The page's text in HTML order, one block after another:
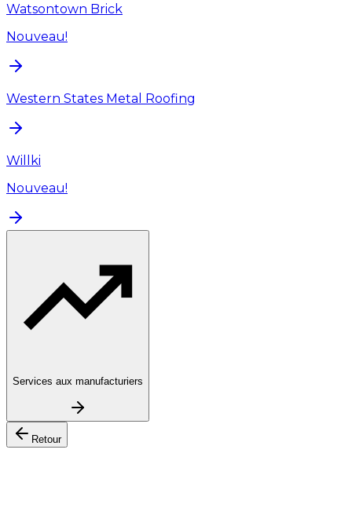
Watsontown Brick
Nouveau!
Western States Metal Roofing
Willki
Nouveau!
Services aux manufacturiers
Retour